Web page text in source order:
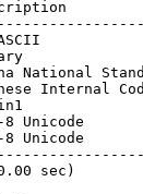
ASCII
National
Internal
8
8
sec)